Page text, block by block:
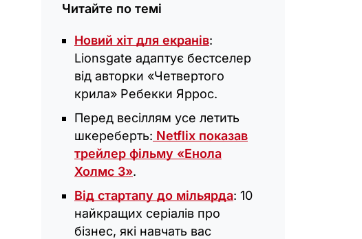
Читайте по темі
Новий хіт для екранів:
Lionsgate адаптує бестселер
від авторки «Четвертого
крила» Ребекки Яррос.
Перед весіллям усе летить
шкереберть: Netflix показав
трейлер фільму «Енола
Холмс 3».
Від стартапу до мільярда: 10
найкращих серіалів про
бізнес, які навчать вас